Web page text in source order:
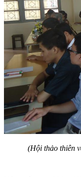
(Hội thảo thiên